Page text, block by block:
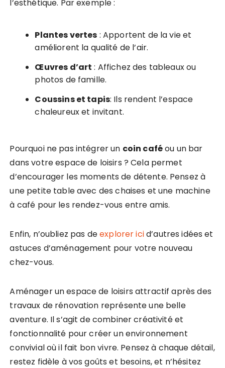
l’esthétique. Par exemple :
Plantes vertes : Apportent de la vie et
améliorent la qualité de l’air.
Œuvres d’art : Affichez des tableaux ou
photos de famille.
Coussins et tapis: Ils rendent l’espace
chaleureux et invitant.
Pourquoi ne pas intégrer un coin caféou un bar
dans votre espace de loisirs ? Cela permet
d’encourager les moments de détente. Pensez à
une petite table avec des chaises et une machine
à café pour les rendez-vous entre amis.
Enfin, n’oubliez pas deexplorer icid’autres idées et
astuces d’aménagement pour votre nouveau
chez-vous.
Aménager un espace de loisirs attractif après des
travaux de rénovation représente une belle
aventure. Il s’agit de combiner créativité et
fonctionnalité pour créer un environnement
convivial où il fait bon vivre. Pensez à chaque détail,
restez fidèle à vos goûts et besoins, et n’hésitez